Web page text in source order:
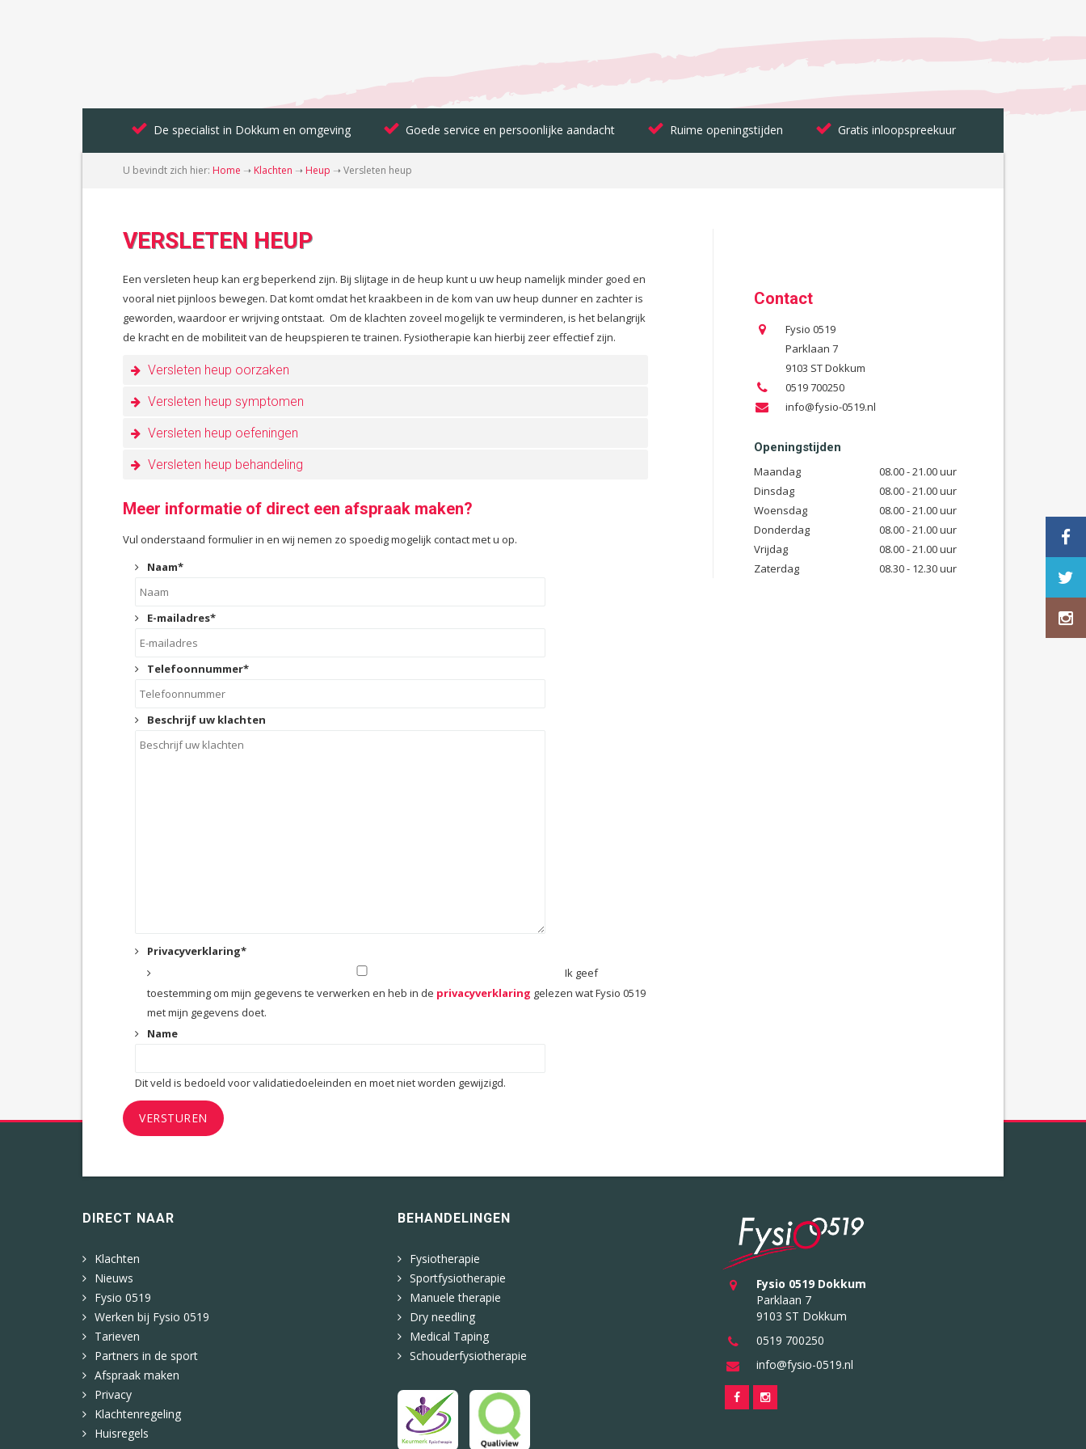
De specialist in Dokkum en omgeving Goede service en persoonlijke aandacht Ruime openingstijden Gratis inloopspreekuur
U bevindt zich hier: Home ➝ Klachten ➝ Heup ➝ Versleten heup
VERSLETEN HEUP
Een versleten heup kan erg beperkend zijn. Bij slijtage in de heup kunt u uw heup namelijk minder goed en
vooral niet pijnloos bewegen. Dat komt omdat het kraakbeen in de kom van uw heup dunner en zachter is
geworden, waardoor er wrijving ontstaat. Om de klachten zoveel mogelijk te verminderen, is het belangrijk
de kracht en de mobiliteit van de heupspieren te trainen. Fysiotherapie kan hierbij zeer effectief zijn.
Versleten heup oorzaken
Versleten heup symptomen
Versleten heup oefeningen
Versleten heup behandeling
Meer informatie of direct een afspraak maken?
Vul onderstaand formulier in en wij nemen zo spoedig mogelijk contact met u op.
Naam*
E-mailadres*
Telefoonnummer*
Beschrijf uw klachten
Privacyverklaring*
Ik geef
toestemming om mijn gegevens te verwerken en heb in de privacyverklaring gelezen wat Fysio 0519
met mijn gegevens doet.
Name
Dit veld is bedoeld voor validatiedoeleinden en moet niet worden gewijzigd.
Contact
Fysio 0519
Parklaan 7
9103 ST Dokkum
0519 700250
info@fysio-0519.nl
Openingstijden
Maandag
08.00 - 21.00 uur
Dinsdag
08.00 - 21.00 uur
Woensdag
08.00 - 21.00 uur
Donderdag
08.00 - 21.00 uur
Vrijdag
08.00 - 21.00 uur
Zaterdag
08.30 - 12.30 uur
DIRECT NAAR
Klachten
Nieuws
Fysio 0519
Werken bij Fysio 0519
Tarieven
Partners in de sport
Afspraak maken
Privacy
Klachtenregeling
Huisregels
BEHANDELINGEN
Fysiotherapie
Sportfysiotherapie
Manuele therapie
Dry needling
Medical Taping
Schouderfysiotherapie
Fysio 0519 Dokkum
Parklaan 7
9103 ST Dokkum
0519 700250
info@fysio-0519.nl